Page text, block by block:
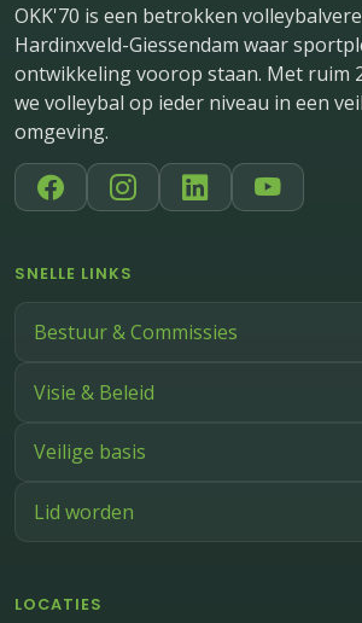
OKK'70 is een betrokken
Hardinxveld-Giessendam waar
ontwikkeling voorop staan. Met ruim
we volleybal op ieder niveau in een
omgeving.
SNELLE LINKS
Bestuur & Commissies
Visie & Beleid
Veilige basis
Lid worden
LOCATIES